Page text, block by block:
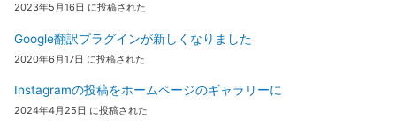
2023年5月16日 に投稿された
Google翻訳プラグインが新しくなりました
2020年6月17日 に投稿された
Instagramの投稿をホームページのギャラリーに
2024年4月25日 に投稿された